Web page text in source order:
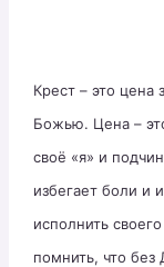
Крест – это цена
Божью. Цена –
своё «я» и
избегает боли и
исполнить
помнить, что